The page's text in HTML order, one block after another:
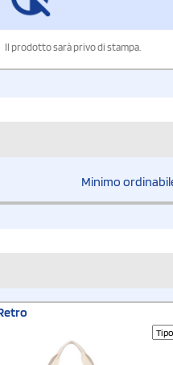
Il prodotto sarà privo di stampa.
Minimo